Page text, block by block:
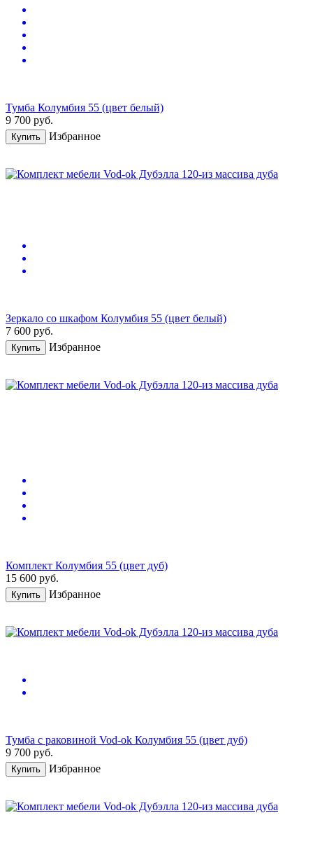
Тумба Колумбия 55 (цвет белый)
9 700 руб.
Купить Избранное
Зеркало со шкафом Колумбия 55 (цвет белый)
7 600 руб.
Купить Избранное
Комплект Колумбия 55 (цвет дуб)
15 600 руб.
Купить Избранное
Тумба с раковиной Vod-ok Колумбия 55 (цвет дуб)
9 700 руб.
Купить Избранное